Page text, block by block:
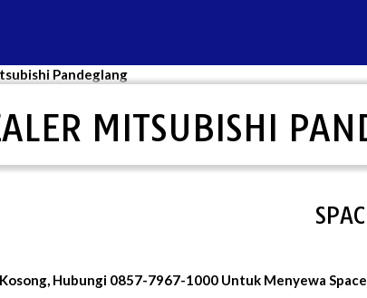
Pandeglang
MITSUBISHI
SPACE
Hubungi 0857-7967-1000 Untuk Menyewa